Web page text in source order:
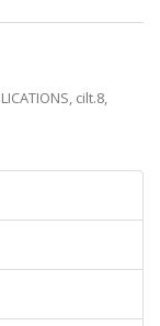
cilt.8,